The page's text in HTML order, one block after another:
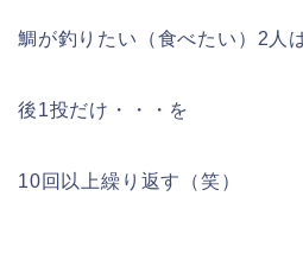
鯛が釣りたい（食べたい）2人
後1投だけ・・・を
10回以上繰り返す（笑）